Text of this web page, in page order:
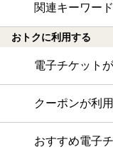
関連キーワー
おトクに利用する
電子チケット
クーポンが利
おすすめ電子